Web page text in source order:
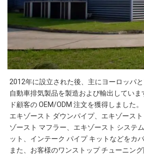
2012年に設立された後、主にヨーロッパ
自動車排気製品を製造および輸出していま
ド顧客の OEM/ODM 注文を獲得しました。
エキゾースト ダウンパイプ、エキゾース
ゾースト マフラー、エキゾースト システ
ット、インテーク パイプ キットなどをカ
また、お客様のワンストップ チューニン